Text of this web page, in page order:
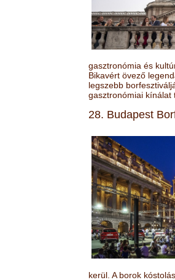
gasztronómia és
Bikavért övező
legszebb
gasztronómiai kínálat
28. Budapest
kerül. A borok